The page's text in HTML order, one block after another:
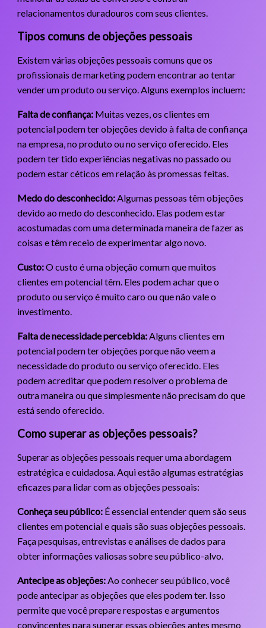
relacionamentos duradouros com seus clientes.
Tipos comuns de objeções pessoais
Existem várias objeções pessoais comuns que os
profissionais de marketing podem encontrar ao tentar
vender um produto ou serviço. Alguns exemplos incluem:
Falta de confiança:Muitas vezes, os clientes em
potencial podem ter objeções devido à falta de confiança
na empresa, no produto ou no serviço oferecido. Eles
podem ter tido experiências negativas no passado ou
podem estar céticos em relação às promessas feitas.
Medo do desconhecido:Algumas pessoas têm objeções
devido ao medo do desconhecido. Elas podem estar
acostumadas com uma determinada maneira de fazer as
coisas e têm receio de experimentar algo novo.
Custo:O custo é uma objeção comum que muitos
clientes em potencial têm. Eles podem achar que o
produto ou serviço é muito caro ou que não vale o
investimento.
Falta de necessidade percebida:Alguns clientes em
potencial podem ter objeções porque não veem a
necessidade do produto ou serviço oferecido. Eles
podem acreditar que podem resolver o problema de
outra maneira ou que simplesmente não precisam do que
está sendo oferecido.
Como superar as objeções pessoais?
Superar as objeções pessoais requer uma abordagem
estratégica e cuidadosa. Aqui estão algumas estratégias
eficazes para lidar com as objeções pessoais:
Conheça seu público:É essencial entender quem são seus
clientes em potencial e quais são suas objeções pessoais.
Faça pesquisas, entrevistas e análises de dados para
obter informações valiosas sobre seu público-alvo.
Antecipe as objeções:Ao conhecer seu público, você
pode antecipar as objeções que eles podem ter. Isso
permite que você prepare respostas e argumentos
convincentes para superar essas objeções antes mesmo